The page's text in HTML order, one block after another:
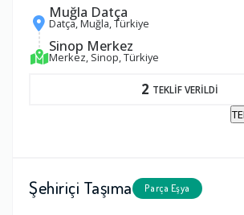
Muğla Datça
Datça, Muğla, Türkiye
Sinop Merkez
Merkez, Sinop, Türkiye
2 TEKLİF VERİLDİ
Şehiriçi Taşıma Parça Eşya